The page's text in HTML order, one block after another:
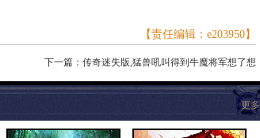
【责任编辑：e203950】
下一篇： 传奇迷失版,猛兽吼叫得到牛魔将军想了想
更多